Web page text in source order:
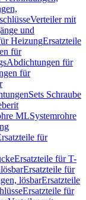
Verteiler mit
und
HeizungErsatzteile
für
Abdichtungen für
für
Sets Schraube
MLSystemrohre
für
Ersatzteile für T-
Ersatzteile für
lösbarErsatzteile
Ersatzteile für